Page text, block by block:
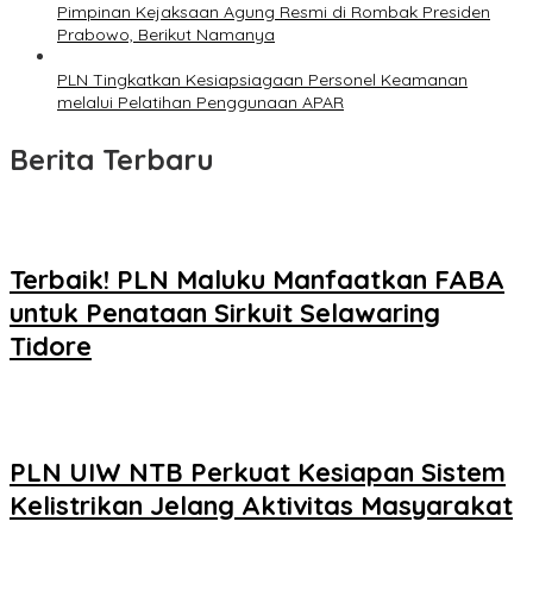
Pimpinan Kejaksaan Agung Resmi di Rombak Presiden
Prabowo, Berikut Namanya
PLN Tingkatkan Kesiapsiagaan Personel Keamanan
melalui Pelatihan Penggunaan APAR
Berita Terbaru
Terbaik! PLN Maluku Manfaatkan FABA
untuk Penataan Sirkuit Selawaring
Tidore
PLN UIW NTB Perkuat Kesiapan Sistem
Kelistrikan Jelang Aktivitas Masyarakat